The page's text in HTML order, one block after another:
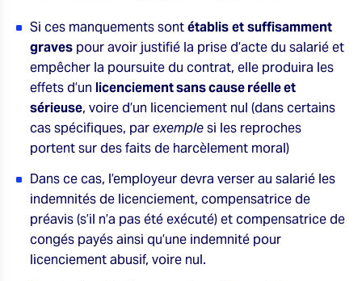
Si ces manquements sontétablisetsuffisamment
graves pour avoir justifié la prise d’acte du salarié et
empêcher la poursuite du contrat, elle produira les
effets d’un licenciement sans cause réelle et
sérieuse, voire d’un licenciement nul (dans certains
cas spécifiques, parexemplesi les reproches
portent sur des faits de harcèlement moral)
Dans ce cas, l’employeur devra verser au salarié les
indemnités de licenciement, compensatrice de
préavis (s’il n’a pas été exécuté) et compensatrice de
congés payés ainsi qu’une indemnité pour
licenciement abusif, voire nul.